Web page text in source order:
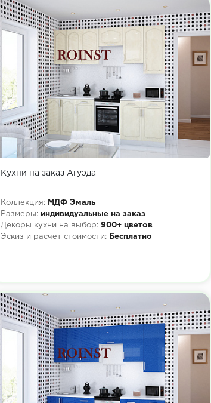
Кухни на заказ Агуэда
Коллекция:
МДФ Эмаль
Размеры: индивидуальные на заказ
Декоры кухни на выбор: 900+ цветов
Эскиз и расчет стоимости:
Бесплатно